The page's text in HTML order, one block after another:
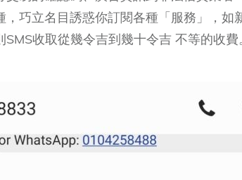
，巧立名目誘惑你訂閱各種「服務」，如
收取從幾令吉到幾十令吉 不等的收費